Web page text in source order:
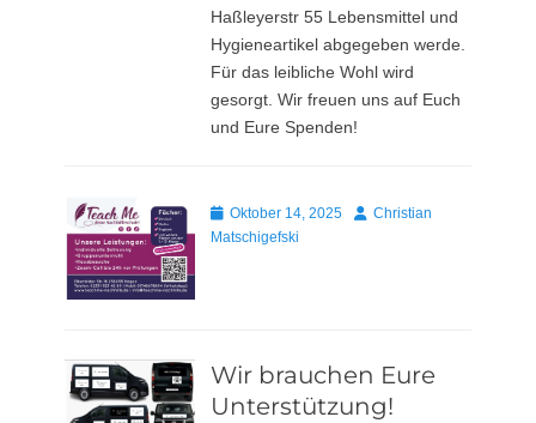
Haßleyerstr 55 Lebensmittel und
Hygieneartikel abgegeben werde.
Für das leibliche Wohl wird
gesorgt. Wir freuen uns auf Euch
und Eure Spenden!
Posted
on
Oktober 14, 2025 AutorChristian
Matschigefski
Wir brauchen Eure
Unterstützung!